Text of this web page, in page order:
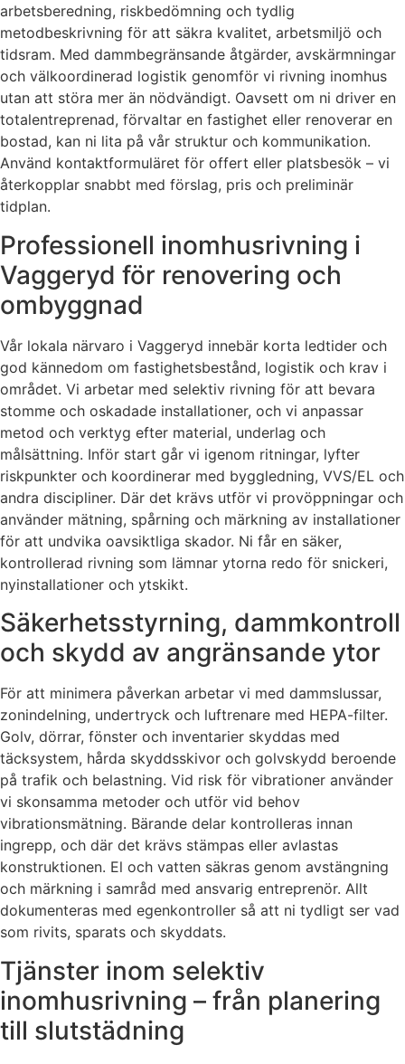
arbetsberedning, riskbedömning och tydlig
metodbeskrivning för att säkra kvalitet, arbetsmiljö och
tidsram. Med dammbegränsande åtgärder, avskärmningar
och välkoordinerad logistik genomför vi rivning inomhus
utan att störa mer än nödvändigt. Oavsett om ni driver en
totalentreprenad, förvaltar en fastighet eller renoverar en
bostad, kan ni lita på vår struktur och kommunikation.
Använd kontaktformuläret för offert eller platsbesök – vi
återkopplar snabbt med förslag, pris och preliminär
tidplan.
Professionell inomhusrivning i
Vaggeryd för renovering och
ombyggnad
Vår lokala närvaro i Vaggeryd innebär korta ledtider och
god kännedom om fastighetsbestånd, logistik och krav i
området. Vi arbetar med selektiv rivning för att bevara
stomme och oskadade installationer, och vi anpassar
metod och verktyg efter material, underlag och
målsättning. Inför start går vi igenom ritningar, lyfter
riskpunkter och koordinerar med byggledning, VVS/EL och
andra discipliner. Där det krävs utför vi provöppningar och
använder mätning, spårning och märkning av installationer
för att undvika oavsiktliga skador. Ni får en säker,
kontrollerad rivning som lämnar ytorna redo för snickeri,
nyinstallationer och ytskikt.
Säkerhetsstyrning, dammkontroll
och skydd av angränsande ytor
För att minimera påverkan arbetar vi med dammslussar,
zonindelning, undertryck och luftrenare med HEPA-filter.
Golv, dörrar, fönster och inventarier skyddas med
täcksystem, hårda skyddsskivor och golvskydd beroende
på trafik och belastning. Vid risk för vibrationer använder
vi skonsamma metoder och utför vid behov
vibrationsmätning. Bärande delar kontrolleras innan
ingrepp, och där det krävs stämpas eller avlastas
konstruktionen. El och vatten säkras genom avstängning
och märkning i samråd med ansvarig entreprenör. Allt
dokumenteras med egenkontroller så att ni tydligt ser vad
som rivits, sparats och skyddats.
Tjänster inom selektiv
inomhusrivning – från planering
till slutstädning